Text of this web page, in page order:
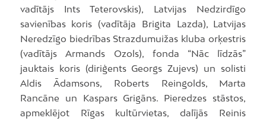
vadītājs Ints Teterovskis), Latvijas Nedzirdīgo
savienības koris (vadītāja Brigita Lazda), Latvijas
Neredzīgo biedrības Strazdumuižas kluba orķestris
(vadītājs Armands Ozols), fonda “Nāc līdzās”
jauktais koris (diriģents Georgs Zujevs) un solisti
Aldis Ādamsons, Roberts Reingolds, Marta
Rancāne un Kaspars Grigāns. Pieredzes stāstos,
apmeklējot Rīgas kultūrvietas, dalījās Reinis